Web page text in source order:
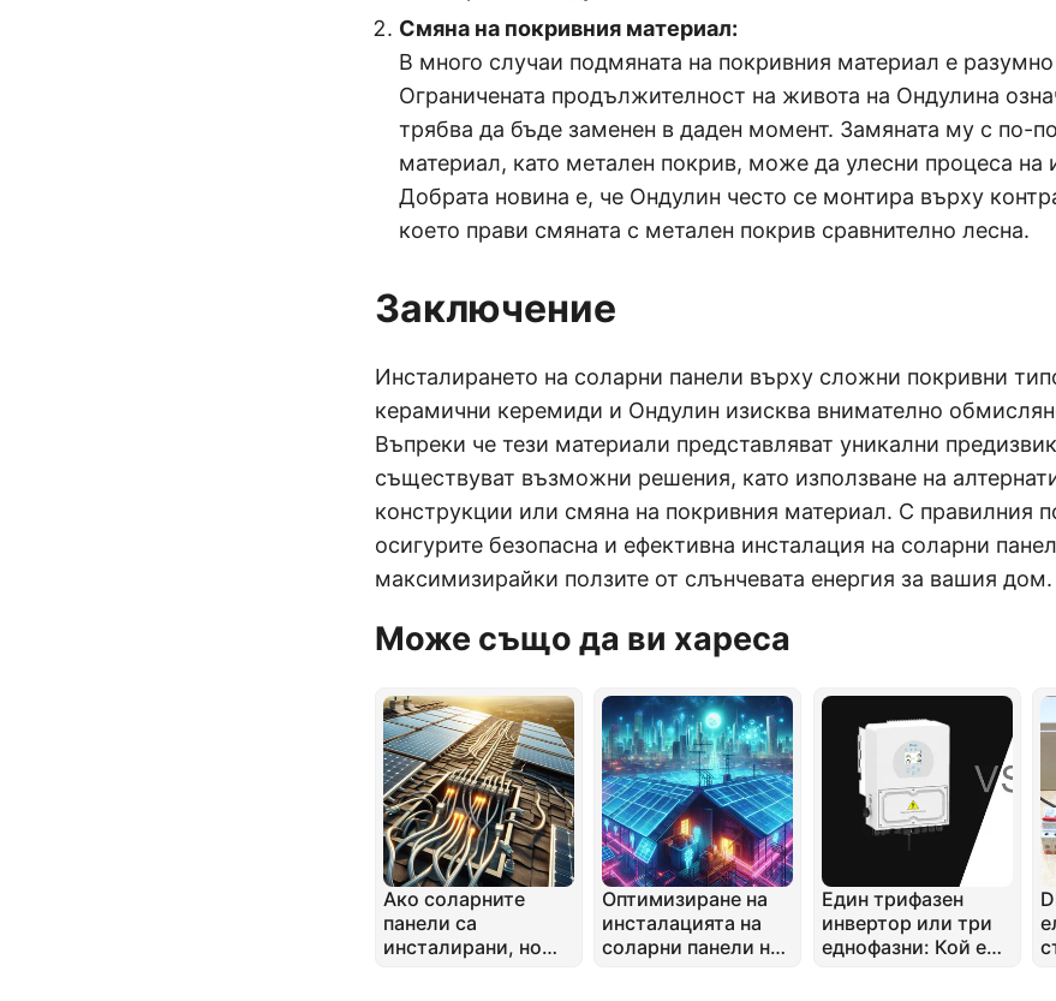
Смяна на покривния материал:
В много случаи подмяната на покривния материал е
Ограничената продължителност на живота на Ондулина
трябва да бъде заменен в даден момент. Замяната му с по-
материал, като метален покрив, може да улесни процеса на
Добрата новина е, че Ондулин често се монтира върху
което прави смяната с метален покрив сравнително лесна.
Заключение
Инсталирането на соларни панели върху сложни покривни
керамични керемиди и Ондулин изисква внимателно
Въпреки че тези материали представляват уникални
съществуват възможни решения, като използване на
конструкции или смяна на покривния материал. С правилния
осигурите безопасна и ефективна инсталация на соларни
максимизирайки ползите от слънчевата енергия за вашия дом.
Може също да ви хареса
Ако соларните
панели са
инсталирани, но
Оптимизиране на
инсталацията на
соларни панели на
Един трифазен
инвертор или три
еднофазни: Кой е